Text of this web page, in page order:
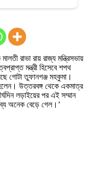
রাভা রায় রাজ্য মন্ত্রিসভায়
মন্ত্রী হিসেবে শপথ
গোটা তুফানগঞ্জ মহকুমা।
উত্তরবঙ্গ থেকে একমাত্র
লড়াইয়ের পর এই সম্মান
অনেক বেড়ে গেল।’